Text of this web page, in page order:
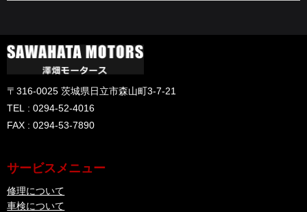
〒316-0025 茨城県日立市森山町3-7-21
TEL : 0294-52-4016
FAX : 0294-53-7890
サービスメニュー
修理について
車検について